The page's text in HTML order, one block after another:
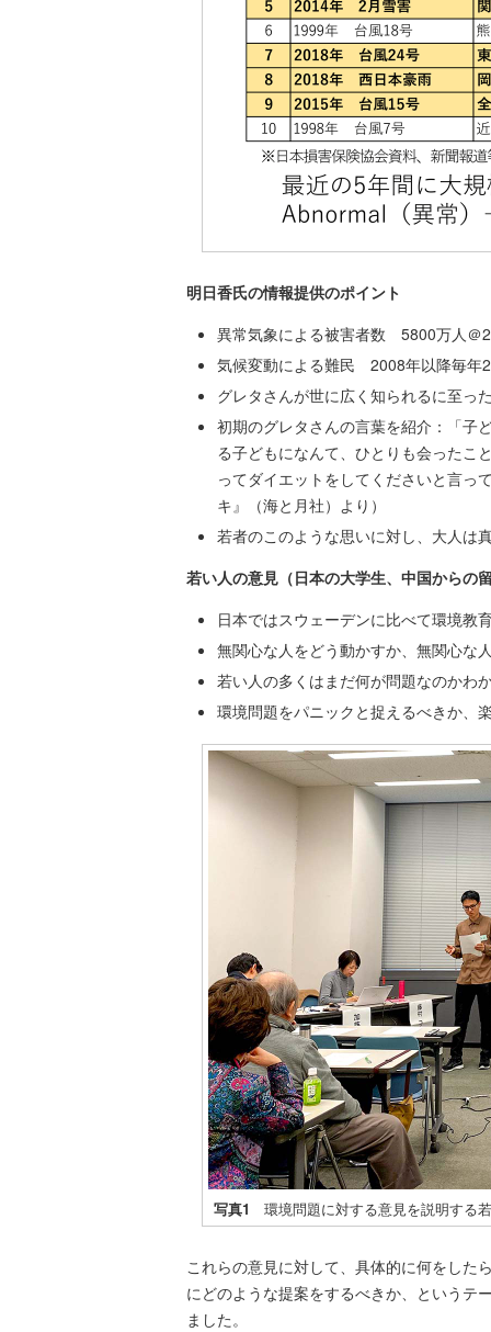
明日香氏の情報提供のポイント
異常気象による被害者数 5800万人＠
気候変動による難民 2008年以降毎年
グレタさんが世に広く知られるに至っ
初期のグレタさんの言葉を紹介：「子
る子どもになんて、ひとりも会ったこ
ってダイエットをしてくださいと言っ
キ』（海と月社）より）
若者のこのような思いに対し、大人は
若い人の意見（日本の大学生、中国からの
日本ではスウェーデンに比べて環境教
無関心な人をどう動かすか、無関心な
若い人の多くはまだ何が問題なのかわ
環境問題をパニックと捉えるべきか、
写真1 環境問題に対する意見を説明する
これらの意見に対して、具体的に何をした
にどのような提案をするべきか、というテ
ました。